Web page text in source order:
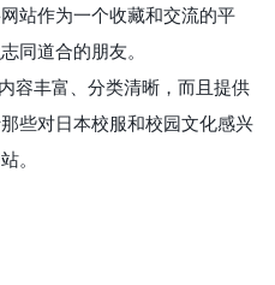
站作为一个收藏和交流的平
同道合的朋友。
容丰富、分类清晰，而且提供
些对日本校服和校园文化感兴
。